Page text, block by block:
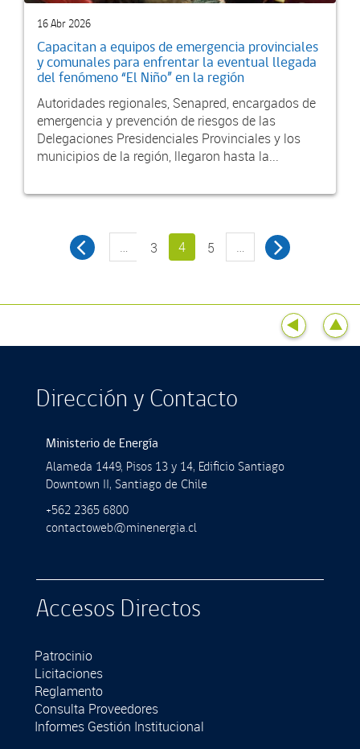
16 Abr 2026
Capacitan a equipos de emergencia provinciales
y comunales para enfrentar la eventual llegada
del fenómeno “El Niño” en la región
Autoridades regionales, Senapred, encargados de
emergencia y prevención de riesgos de las
Delegaciones Presidenciales Provinciales y los
municipios de la región, llegaron hasta la...
… 3 4 5 …
Dirección y Contacto
Ministerio de Energía
Alameda 1449, Pisos 13 y 14, Ediﬁcio Santiago
Downtown II, Santiago de Chile
+562 2365 6800
contactoweb@minenergia.cl
Accesos Directos
Patrocinio
Licitaciones
Reglamento
Consulta Proveedores
Informes Gestión Institucional